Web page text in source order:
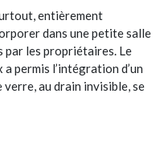
entièrement
dans une petite salle
par les propriétaires. Le
permis l’intégration d’un
au drain invisible, se